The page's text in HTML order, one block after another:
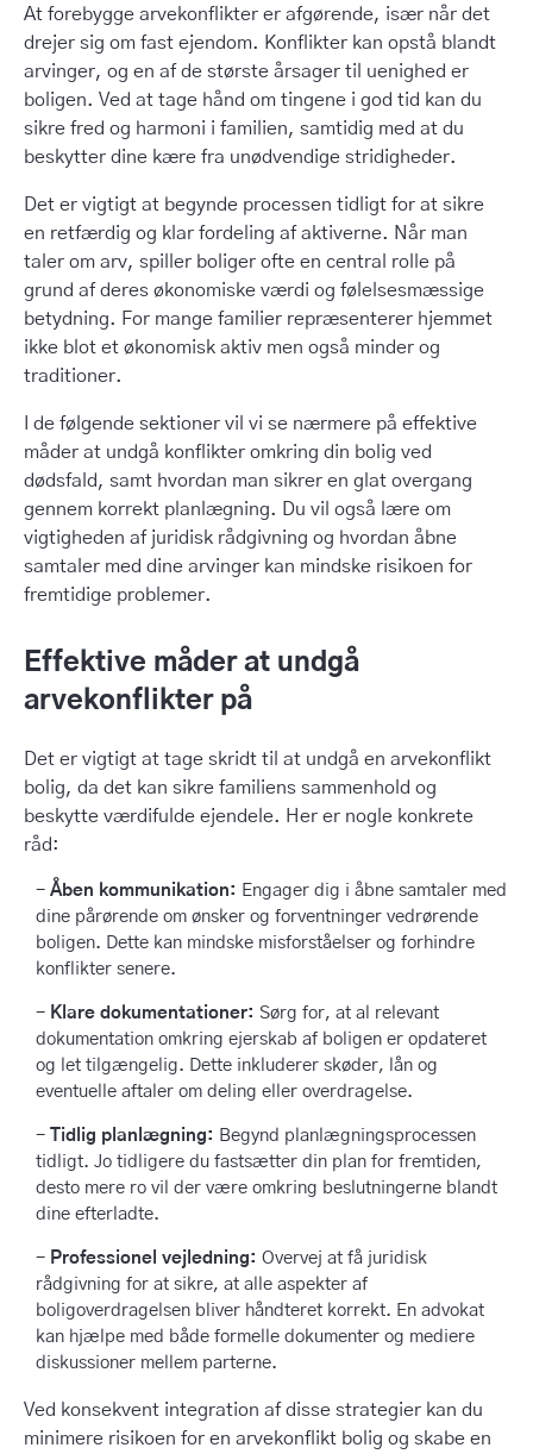
At forebygge arvekonflikter er afgørende, især når det
drejer sig om fast ejendom. Konflikter kan opstå blandt
arvinger, og en af de største årsager til uenighed er
boligen. Ved at tage hånd om tingene i god tid kan du
sikre fred og harmoni i familien, samtidig med at du
beskytter dine kære fra unødvendige stridigheder.
Det er vigtigt at begynde processen tidligt for at sikre
en retfærdig og klar fordeling af aktiverne. Når man
taler om arv, spiller boliger ofte en central rolle på
grund af deres økonomiske værdi og følelsesmæssige
betydning. For mange familier repræsenterer hjemmet
ikke blot et økonomisk aktiv men også minder og
traditioner.
I de følgende sektioner vil vi se nærmere på effektive
måder at undgå konflikter omkring din bolig ved
dødsfald, samt hvordan man sikrer en glat overgang
gennem korrekt planlægning. Du vil også lære om
vigtigheden af juridisk rådgivning og hvordan åbne
samtaler med dine arvinger kan mindske risikoen for
fremtidige problemer.
Effektive måder at undgå
arvekonflikter på
Det er vigtigt at tage skridt til at undgå en arvekonflikt
bolig, da det kan sikre familiens sammenhold og
beskytte værdifulde ejendele. Her er nogle konkrete
råd:
Åben kommunikation: Engager dig i åbne samtaler med
dine pårørende om ønsker og forventninger vedrørende
boligen. Dette kan mindske misforståelser og forhindre
konflikter senere.
Klare dokumentationer: Sørg for, at al relevant
dokumentation omkring ejerskab af boligen er opdateret
og let tilgængelig. Dette inkluderer skøder, lån og
eventuelle aftaler om deling eller overdragelse.
Tidlig planlægning: Begynd planlægningsprocessen
tidligt. Jo tidligere du fastsætter din plan for fremtiden,
desto mere ro vil der være omkring beslutningerne blandt
dine efterladte.
Professionel vejledning: Overvej at få juridisk
rådgivning for at sikre, at alle aspekter af
boligoverdragelsen bliver håndteret korrekt. En advokat
kan hjælpe med både formelle dokumenter og mediere
diskussioner mellem parterne.
Ved konsekvent integration af disse strategier kan du
minimere risikoen for en arvekonflikt bolig og skabe en